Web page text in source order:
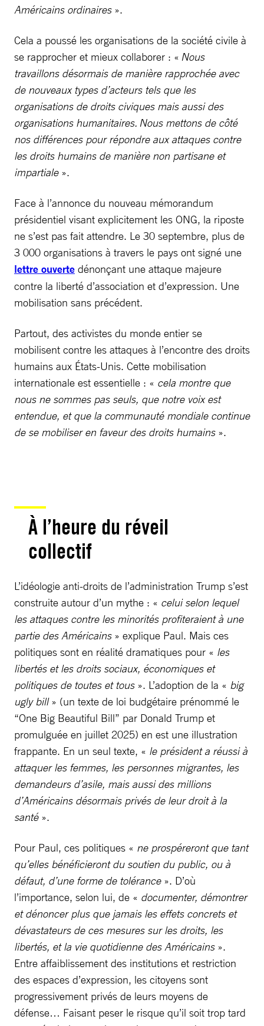
Américains ordinaires ».
Cela a poussé les organisations de la société civile à
se rapprocher et mieux collaborer : « Nous
travaillons désormais de manière rapprochée avec
de nouveaux types d’acteurs tels que les
organisations de droits civiques mais aussi des
organisations humanitaires. Nous mettons de côté
nos différences pour répondre aux attaques contre
les droits humains de manière non partisane et
impartiale ».
Face à l’annonce du nouveau mémorandum
présidentiel visant explicitement les ONG, la riposte
ne s’est pas fait attendre. Le 30 septembre, plus de
3 000 organisations à travers le pays ont signé une
lettre ouverte dénonçant une attaque majeure
contre la liberté d’association et d’expression. Une
mobilisation sans précédent.
Partout, des activistes du monde entier se
mobilisent contre les attaques à l’encontre des droits
humains aux États-Unis. Cette mobilisation
internationale est essentielle : « cela montre que
nous ne sommes pas seuls, que notre voix est
entendue, et que la communauté mondiale continue
de se mobiliser en faveur des droits humains ».
À l’heure du réveil
collectif
L’idéologie anti-droits de l’administration Trump s’est
construite autour d’un mythe : « celui selon lequel
les attaques contre les minorités profiteraient à une
partie des Américains » explique Paul. Mais ces
politiques sont en réalité dramatiques pour « les
libertés et les droits sociaux, économiques et
politiques de toutes et tous ». L’adoption de la « big
ugly bill» (un texte de loi budgétaire prénommé le
“One Big Beautiful Bill” par Donald Trump et
promulguée en juillet 2025) en est une illustration
frappante. En un seul texte, « le président a réussi à
attaquer les femmes, les personnes migrantes, les
demandeurs d’asile, mais aussi des millions
d’Américains désormais privés de leur droit à la
santé».
Pour Paul, ces politiques « ne prospéreront que tant
qu’elles bénéficieront du soutien du public, ou à
défaut, d’une forme de tolérance ». D’où
l’importance, selon lui, de « documenter, démontrer
et dénoncer plus que jamais les effets concrets et
dévastateurs de ces mesures sur les droits, les
libertés, et la vie quotidienne des Américains».
Entre affaiblissement des institutions et restriction
des espaces d’expression, les citoyens sont
progressivement privés de leurs moyens de
défense… Faisant peser le risque qu’il soit trop tard